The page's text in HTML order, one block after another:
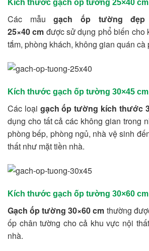
Kích thước gạch ốp tường 25×40 cm
Các mẫugạch ốp tường
25×40cm được sử dụng phổ biến cho
tắm, phòng khách, không gian quán
Kích thước gạch ốp tường 30×45 cm
Các loại gạch ốp tường kích thước
dụng cho tất cả các không gian trong
phòng bếp, phòng ngủ, nhà vệ sinh
thất như mặt tiền nhà.
Kích thước gạch ốp tường 30×60 cm
Gạch ốp tường 30×60 cm thường
ốp chân tường cho cả khu vực nội
nhà.